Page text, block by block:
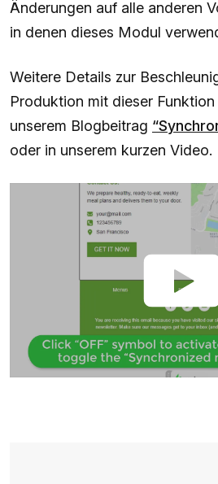
Änderungen auf alle anderen
in denen dieses Modul
Weitere Details zur
Produktion mit dieser
unserem Blogbeitrag
oder in unserem kurzen Video.